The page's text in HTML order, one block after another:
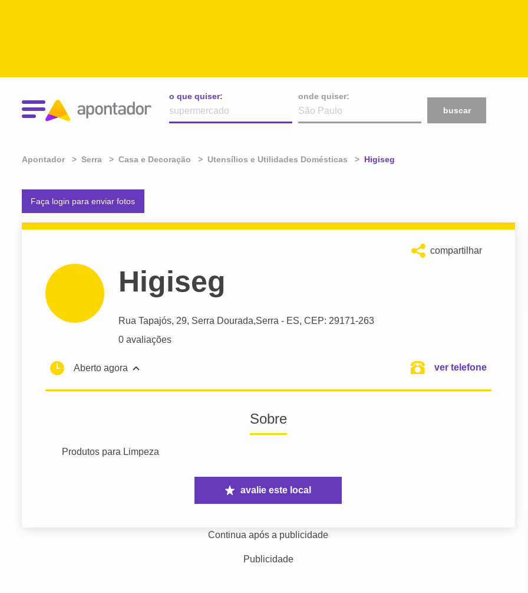
o que quiser:
onde quiser:
buscar
Apontador Serra Casa e Decoração Utensílios e Utilidades Domésticas Atual:
Higiseg
Faça login para enviar fotos
compartilhar
Higiseg
Rua Tapajós, 29, Serra Dourada,Serra - ES, CEP: 29171-263
0 avaliações
Aberto agora ver telefone
Sobre
Produtos para Limpeza
avalie este local
Continua após a publicidade
Publicidade